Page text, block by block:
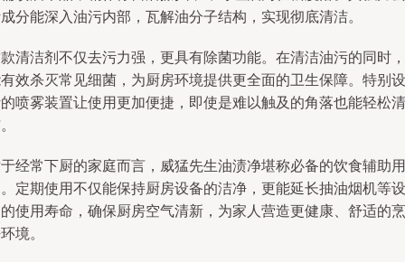
分能深入油污内部，瓦解油分子结构，实现彻底清洁。
清洁剂不仅去污力强，更具有除菌功能。在清洁油污的同时，
效杀灭常见细菌，为厨房环境提供更全面的卫生保障。特别设
喷雾装置让使用更加便捷，即使是难以触及的角落也能轻松清
经常下厨的家庭而言，威猛先生油渍净堪称必备的饮食辅助用
定期使用不仅能保持厨房设备的洁净，更能延长抽油烟机等设
使用寿命，确保厨房空气清新，为家人营造更健康、舒适的烹
境。